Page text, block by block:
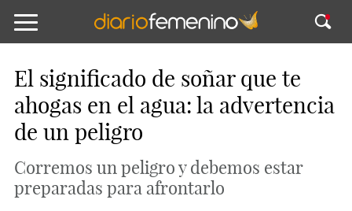
El significado de soñar que te
ahogas en el agua: la advertencia
de un peligro
Corremos un peligro y debemos estar
preparadas para afrontarlo